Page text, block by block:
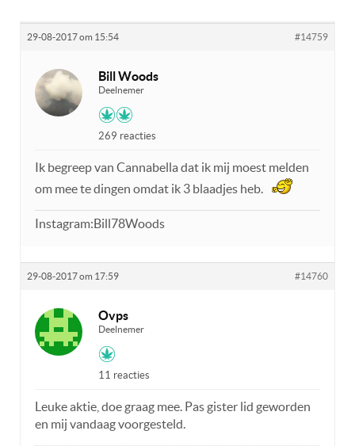
29-08-2017 om 15:54 #14759
Bill Woods
Deelnemer
269 reacties
Ik begreep van Cannabella dat ik mij moest melden
om mee te dingen omdat ik 3 blaadjes heb.
Instagram:Bill78Woods
29-08-2017 om 17:59 #14760
Ovps
Deelnemer
11 reacties
Leuke aktie, doe graag mee. Pas gister lid geworden
en mij vandaag voorgesteld.